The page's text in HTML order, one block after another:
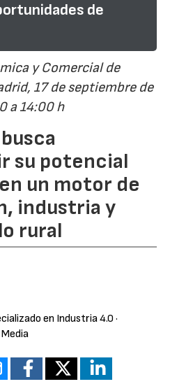
de
y Comercial de
17 de septiembre de
a 14:00 h
su potencial
un motor de
industria y
rural
en Industria 4.0 ·